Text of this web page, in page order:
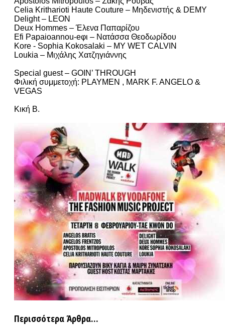
Celia Κritharioti Haute Couture – Μηδενιστής & DEMY
Delight – LEON
Deux Hommes – Έλενα Παπαρίζου
Efi Papaioannou-eφι – Νατάσσα Θεοδωρίδου
Kore - Sophia Kokosalaki – MY WET CALVIN
Loukia – Μιχάλης Χατζηγιάννης
Special guest – GΟΙΝ’ THROUGH
Φιλική συμμετοχή: PLAYMEN , MARK F. ANGELO &
VEGAS
Κική Β.
Περισσότερα Άρθρα...